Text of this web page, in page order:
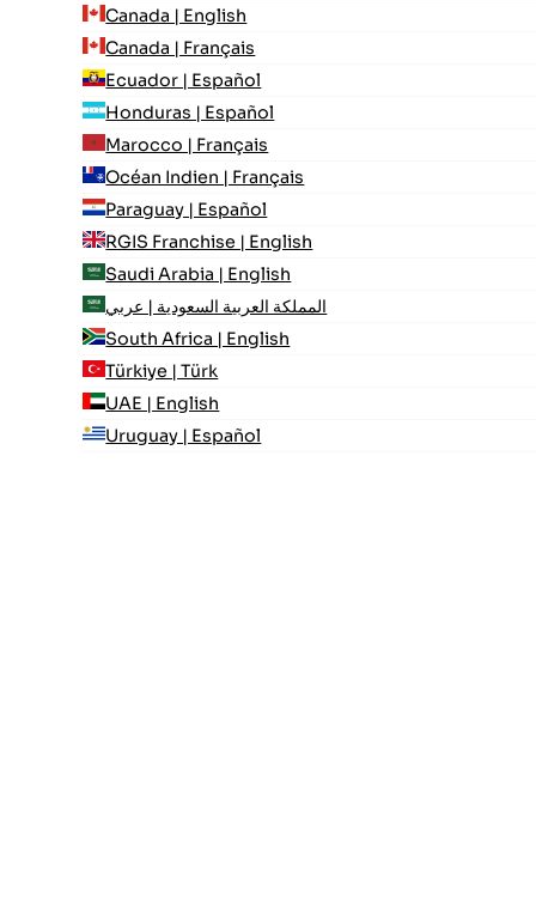
Canada | English
Canada | Français
Ecuador | Español
Honduras | Español
Marocco | Français
Océan Indien | Français
Paraguay | Español
RGIS Franchise | English
Saudi Arabia | English
المملكة العربية السعودية | عربي
South Africa | English
Türkiye | Türk
UAE | English
Uruguay | Español